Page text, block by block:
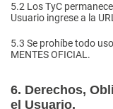
5.2 Los TyC
Usuario ingrese a la
5.3 Se prohíbe todo
MENTES OFICIAL.
6. Derechos,
el Usuario.